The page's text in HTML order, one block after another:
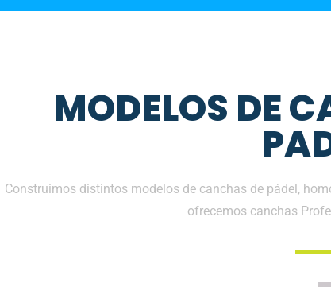
MODELOS DE
Construimos distintos modelos de canchas de pádel,
ofrecemos canchas